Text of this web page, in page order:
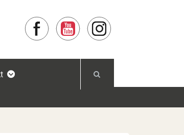
Facebook YouTube